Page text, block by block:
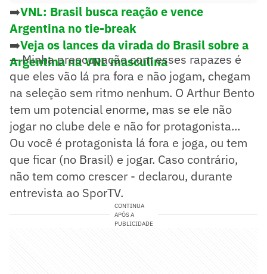
➡️VNL: Brasil busca reação e vence
Argentina no tie-break
➡️Veja os lances da virada do Brasil sobre a
Argentina na VNL masculina
— Minha preocupação com esses rapazes é
que eles vão lá pra fora e não jogam, chegam
na seleção sem ritmo nenhum. O Arthur Bento
tem um potencial enorme, mas se ele não
jogar no clube dele e não for protagonista...
Ou você é protagonista lá fora e joga, ou tem
que ficar (no Brasil) e jogar. Caso contrário,
não tem como crescer - declarou, durante
entrevista ao SporTV.
CONTINUA
APÓS A
PUBLICIDADE